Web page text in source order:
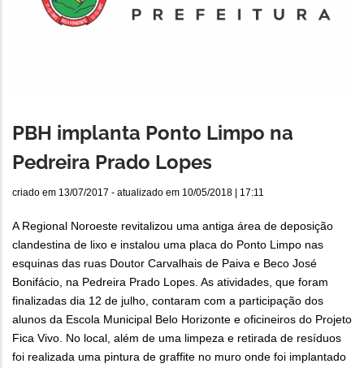
PBH implanta Ponto Limpo na
Pedreira Prado Lopes
criado em 13/07/2017 - atualizado em 10/05/2018 | 17:11
A Regional Noroeste revitalizou uma antiga área de deposição
clandestina de lixo e instalou uma placa do Ponto Limpo nas
esquinas das ruas Doutor Carvalhais de Paiva e Beco José
Bonifácio, na Pedreira Prado Lopes. As atividades, que foram
finalizadas dia 12 de julho, contaram com a participação dos
alunos da Escola Municipal Belo Horizonte e oficineiros do Projeto
Fica Vivo. No local, além de uma limpeza e retirada de resíduos
foi realizada uma pintura de graffite no muro onde foi implantado